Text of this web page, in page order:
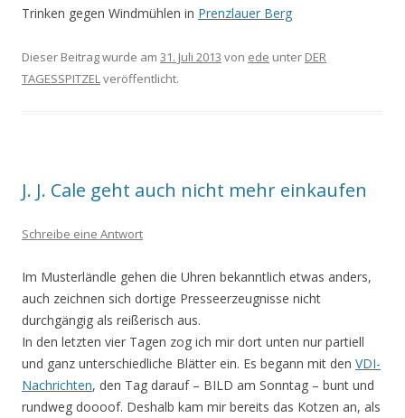
Trinken gegen Windmühlen in Prenzlauer Berg
Dieser Beitrag wurde am 31. Juli 2013 von ede unter DER
TAGESSPITZELveröffentlicht.
J. J. Cale geht auch nicht mehr einkaufen
Schreibe eine Antwort
Im Musterländle gehen die Uhren bekanntlich etwas anders,
auch zeichnen sich dortige Presseerzeugnisse nicht
durchgängig als reißerisch aus.
In den letzten vier Tagen zog ich mir dort unten nur partiell
und ganz unterschiedliche Blätter ein. Es begann mit den VDI-
Nachrichten, den Tag darauf – BILD am Sonntag – bunt und
rundweg doooof. Deshalb kam mir bereits das Kotzen an, als